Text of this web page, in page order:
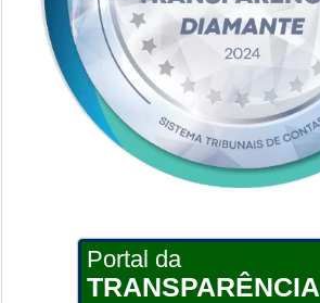
Portal da
TRANSPARÊNCIA